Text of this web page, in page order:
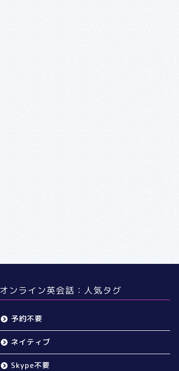
オンライン英会話：人気タグ
予約不要
ネイティブ
Skype不要